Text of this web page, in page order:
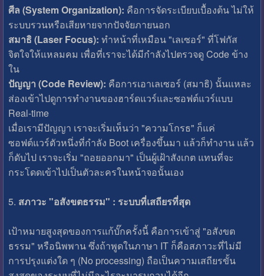
ศีล (System Organization): คือการจัดระเบียบเบื้องต้น ไม่ให้
ระบบรวนหรือเสียหายจากปัจจัยภายนอก
สมาธิ (Laser Focus): ทำหน้าที่เหมือน "เลเซอร์" ที่โฟกัส
จิตใจให้แหลมคม เพื่อที่เราจะได้มีกำลังไปตรวจดู Code ข้าง
ใน
ปัญญา (Code Review): คือการเอาเลเซอร์ (สมาธิ) นั้นแหละ
ส่องเข้าไปดูการทำงานของฮาร์ดแวร์และซอฟต์แวร์แบบ
Real-time
เมื่อเรามีปัญญา เราจะเริ่มเห็นว่า "ความโกรธ" ก็แค่
ซอฟต์แวร์ตัวหนึ่งที่กำลัง Boot เครื่องขึ้นมา แล้วก็ทำงาน แล้ว
ก็ดับไป เราจะเริ่ม "ถอยออกมา" เป็นผู้เฝ้าสังเกต แทนที่จะ
กระโดดเข้าไปเป็นตัวละครในหน้าจอนั้นเอง
5. สภาวะ "อสังขตธรรม" : ระบบที่เสถียรที่สุด
เป้าหมายสูงสุดของการแก้บั๊กครั้งนี้ คือการเข้าสู่ "อสังขต
ธรรม" หรือนิพพาน ซึ่งถ้าพูดในภาษา IT ก็คือสภาวะที่ไม่มี
การปรุงแต่งใด ๆ (No processing) ถือเป็นความเสถียรขั้น